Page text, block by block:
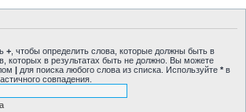
+ , чтобы определить слова, которые должны быть в
которых в результатах быть не должно. Вы можете
| для поиска любого слова из списка. Используйте * в
совпадения.